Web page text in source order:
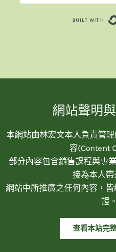
網站聲明
本網站由林宏文本人負責管
容(Content
部分內容包含銷售課程與專
接為本人帶
網站中所推廣之任何內容，
證。
查看本站完